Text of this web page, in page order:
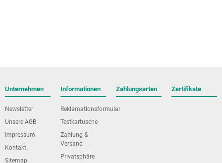
Unternehmen
Newsletter
Unsere AGB
Impressum
Kontakt
Sitemap
Informationen
Reklamationsformular
Testkartusche
Zahlung &
Versand
Privatsphäre
Zahlungsarten Zertifikate